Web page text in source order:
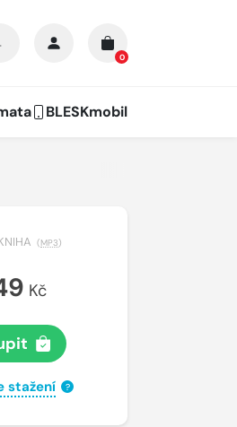
0
BLESKmobil
(MP3)
Kč
stažení ?